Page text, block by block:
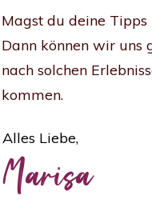
Magst du deine
Dann können wir uns
nach solchen
kommen.
Alles Liebe,
Marisa